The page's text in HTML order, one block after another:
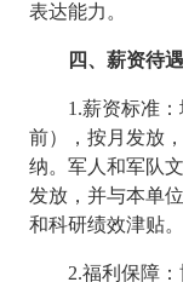
表达能力 。
四、薪资待遇
1.薪资标准
前），按月发放
纳。军人和军队
发放，并与本单
和科研绩效津贴。
2.福利保障